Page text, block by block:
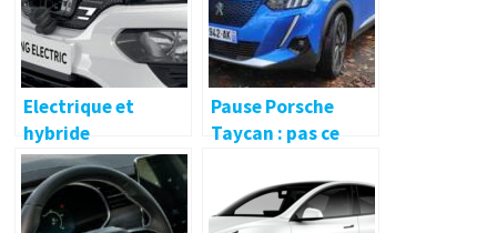
encore dans
l’interview de
Babylon Bee
Electrique et
hybride
rechargeable : les
sources ont été les
marques les plus
Pause Porsche
Taycan : pas ce